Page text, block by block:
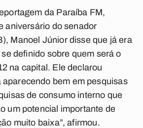
da Paraíba FM,
aniversário do senador
Manoel Júnior disse que já era
definido sobre quem será o
na capital. Ele declarou
aparecendo bem em pesquisas
de consumo interno que
um potencial importante de
muito baixa”, afirmou.